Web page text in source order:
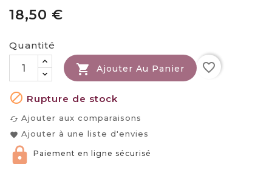
18,50 €
Quantité
 Ajouter Au Panier favorite_border
 Rupture de stock
cached Ajouter aux comparaisons
favorite Ajouter à une liste d'envies
Paiement en ligne sécurisé